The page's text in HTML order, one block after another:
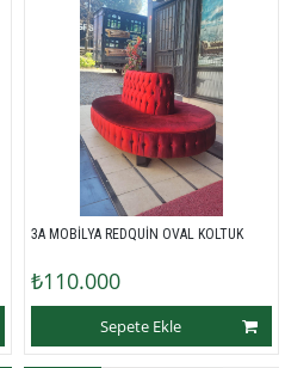
3A MOBİLYA REDQUİN OVAL KOLTUK
₺110.000
Sepete Ekle